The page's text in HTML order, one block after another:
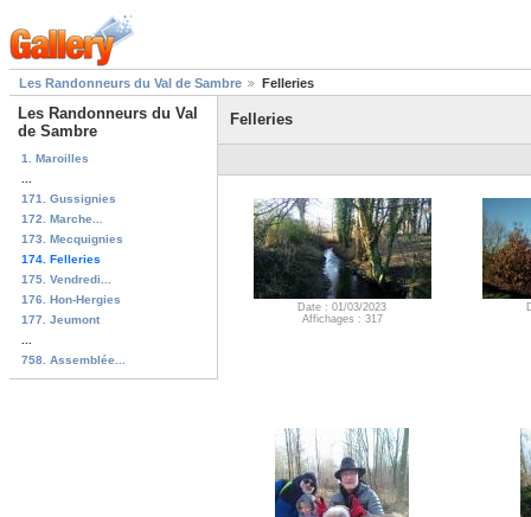
Les Randonneurs du Val de Sambre Felleries
Les Randonneurs du Val
de Sambre
1. Maroilles
171. Gussignies
172. Marche...
173. Mecquignies
174. Felleries
175. Vendredi...
176. Hon-Hergies
177. Jeumont
758. Assemblée...
Felleries
Date : 01/03/2023
Affichages : 317